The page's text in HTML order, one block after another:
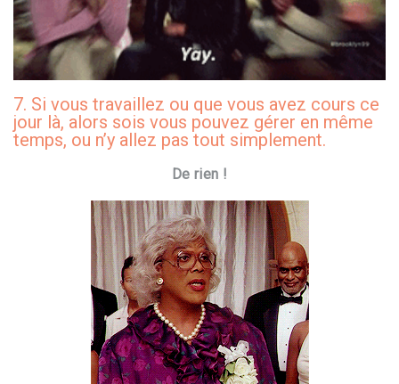
7. Si vous travaillez ou que vous avez cours ce
jour là, alors sois vous pouvez gérer en même
temps, ou n’y allez pas tout simplement.
De rien !